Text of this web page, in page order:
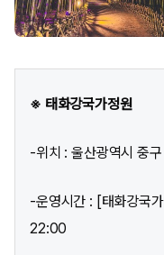
※ 태화강국가정원
-위치 : 울산광역시 중
-운영시간 : [태화강국
22:00